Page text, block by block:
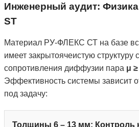
Инженерный аудит:
ST
Материал РУ-ФЛЕКС СТ на базе
имеет закрытоячеистую структуру
сопротивления диффузии пара μ
Эффективность системы зависит
под задачу:
Толщины 6 – 13 мм: Контроль